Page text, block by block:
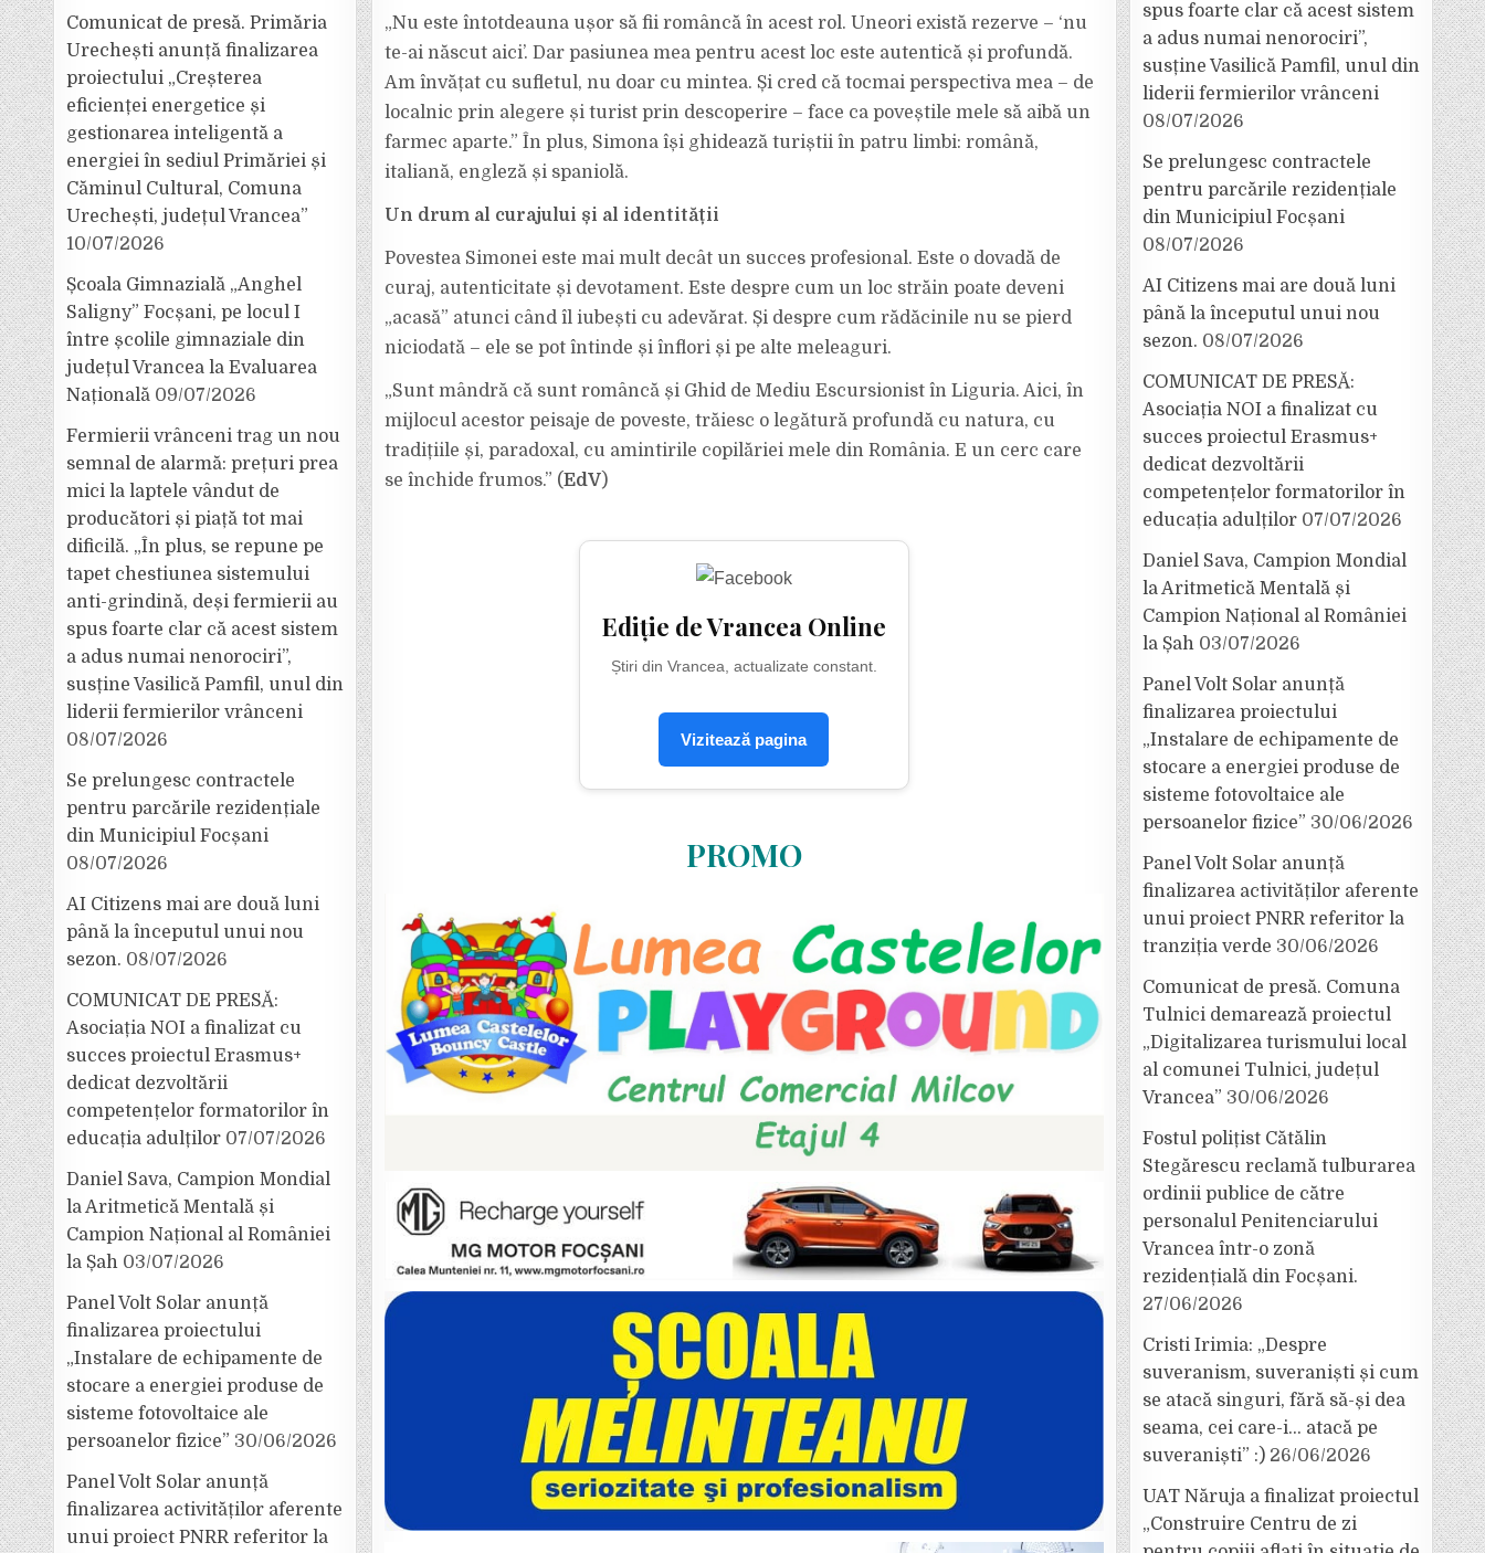
„Nu este întotdeauna ușor să fii româncă în acest rol. Uneori există rezerve – ‘nu
te-ai născut aici’. Dar pasiunea mea pentru acest loc este autentică și profundă.
Am învățat cu sufletul, nu doar cu mintea. Și cred că tocmai perspectiva mea – de
localnic prin alegere și turist prin descoperire – face ca poveștile mele să aibă un
farmec aparte.” În plus, Simona își ghidează turiștii în patru limbi: română,
italiană, engleză și spaniolă.
Un drum al curajului și al identității
Povestea Simonei este mai mult decât un succes profesional. Este o dovadă de
curaj, autenticitate și devotament. Este despre cum un loc străin poate deveni
„acasă” atunci când îl iubești cu adevărat. Și despre cum rădăcinile nu se pierd
niciodată – ele se pot întinde și înflori și pe alte meleaguri.
„Sunt mândră că sunt româncă și Ghid de Mediu Escursionist în Liguria. Aici, în
mijlocul acestor peisaje de poveste, trăiesc o legătură profundă cu natura, cu
tradițiile și, paradoxal, cu amintirile copilăriei mele din România. E un cerc care
se închide frumos.” (EdV)
Ediție de Vrancea Online
Știri din Vrancea, actualizate constant.
Vizitează pagina
PROMO
Comunicat de presă. Primăria
Urechești anunță finalizarea
proiectului „Creșterea
eficienței energetice și
gestionarea inteligentă a
energiei în sediul Primăriei și
Căminul Cultural, Comuna
Urechești, județul Vrancea”
10/07/2026
Școala Gimnazială „Anghel
Saligny” Focșani, pe locul I
între școlile gimnaziale din
județul Vrancea la Evaluarea
Națională 09/07/2026
Fermierii vrânceni trag un nou
semnal de alarmă: prețuri prea
mici la laptele vândut de
producători și piață tot mai
dificilă. „În plus, se repune pe
tapet chestiunea sistemului
anti-grindină, deși fermierii au
spus foarte clar că acest sistem
a adus numai nenorociri”,
susține Vasilică Pamfil, unul din
liderii fermierilor vrânceni
08/07/2026
Se prelungesc contractele
pentru parcările rezidențiale
din Municipiul Focșani
08/07/2026
AI Citizens mai are două luni
până la începutul unui nou
sezon. 08/07/2026
COMUNICAT DE PRESĂ:
Asociația NOI a finalizat cu
succes proiectul Erasmus+
dedicat dezvoltării
competențelor formatorilor în
educația adulților 07/07/2026
Daniel Sava, Campion Mondial
la Aritmetică Mentală și
Campion Național al României
la Șah 03/07/2026
Panel Volt Solar anunță
finalizarea proiectului
„Instalare de echipamente de
stocare a energiei produse de
sisteme fotovoltaice ale
persoanelor fizice” 30/06/2026
Panel Volt Solar anunță
finalizarea activităților aferente
unui proiect PNRR referitor la
spus foarte clar că acest sistem
a adus numai nenorociri”,
susține Vasilică Pamfil, unul din
liderii fermierilor vrânceni
08/07/2026
Se prelungesc contractele
pentru parcările rezidențiale
din Municipiul Focșani
08/07/2026
AI Citizens mai are două luni
până la începutul unui nou
sezon. 08/07/2026
COMUNICAT DE PRESĂ:
Asociația NOI a finalizat cu
succes proiectul Erasmus+
dedicat dezvoltării
competențelor formatorilor în
educația adulților 07/07/2026
Daniel Sava, Campion Mondial
la Aritmetică Mentală și
Campion Național al României
la Șah 03/07/2026
Panel Volt Solar anunță
finalizarea proiectului
„Instalare de echipamente de
stocare a energiei produse de
sisteme fotovoltaice ale
persoanelor fizice” 30/06/2026
Panel Volt Solar anunță
finalizarea activităților aferente
unui proiect PNRR referitor la
tranziția verde 30/06/2026
Comunicat de presă. Comuna
Tulnici demarează proiectul
„Digitalizarea turismului local
al comunei Tulnici, județul
Vrancea” 30/06/2026
Fostul polițist Cătălin
Stegărescu reclamă tulburarea
ordinii publice de către
personalul Penitenciarului
Vrancea într-o zonă
rezidențială din Focșani.
27/06/2026
Cristi Irimia: „Despre
suveranism, suveraniști și cum
se atacă singuri, fără să-și dea
seama, cei care-i… atacă pe
suveraniști” :) 26/06/2026
UAT Năruja a finalizat proiectul
„Construire Centru de zi